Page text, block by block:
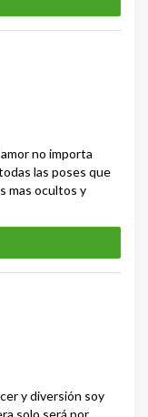
no importa
las poses que
mas ocultos y
y diversión soy
solo será por